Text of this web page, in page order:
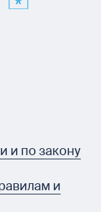
и по закону
и